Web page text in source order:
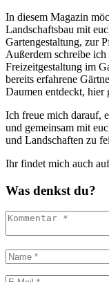
In diesem Magazin
Landschaftsbau mit
Gartengestaltung, zur
Außerdem schreibe
Freizeitgestaltung im
bereits erfahrene
Daumen entdeckt, hier
Ich freue mich darauf,
und gemeinsam mit
und Landschaften zu
Ihr findet mich auch
Was denkst du?